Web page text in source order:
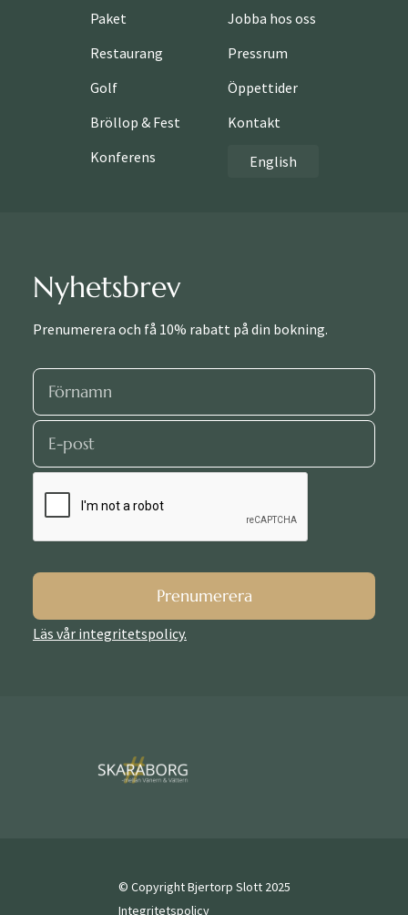
Paket
Restaurang
Golf
Bröllop & Fest
Konferens
Jobba hos oss
Pressrum
Öppettider
Kontakt
English
Nyhetsbrev
Prenumerera och få 10% rabatt på din bokning.
Prenumerera
Läs vår integritetspolicy.
© Copyright Bjertorp Slott 2025
Integritetspolicy